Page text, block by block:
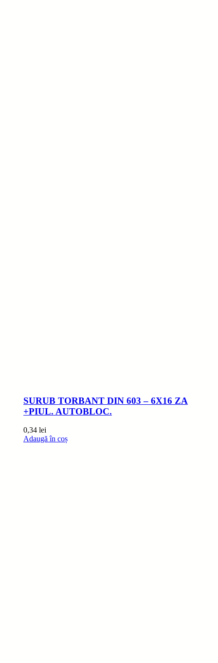
SURUB TORBANT DIN 603 – 6X16 ZA
+PIUL. AUTOBLOC.
0,34 lei
Adaugă în coș